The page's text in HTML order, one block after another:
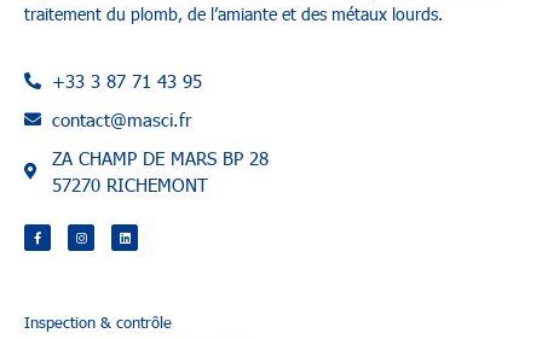
traitement du plomb, de l’amiante et des métaux lourds.
+33 3 87 71 43 95
contact@masci.fr
ZA CHAMP DE MARS BP 28
57270 RICHEMONT
Inspection & contrôle